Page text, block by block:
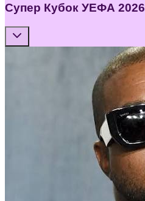
Супер Кубок УЕФА 2026